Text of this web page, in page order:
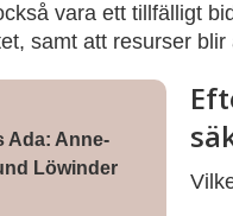
vara ett tillfälligt
samt att resurser
Ada: Anne-
Löwinder